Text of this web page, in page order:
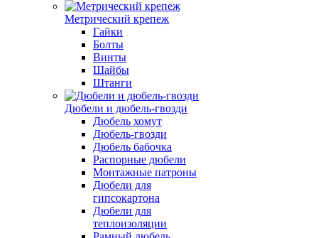
Метрический крепеж
Гайки
Болты
Винты
Шайбы
Штанги
Дюбели и дюбель-гвозди
Дюбель хомут
Дюбель-гвозди
Дюбель бабочка
Распорные дюбели
Монтажные патроны
Дюбели для
гипсокартона
Дюбели для
теплоизоляции